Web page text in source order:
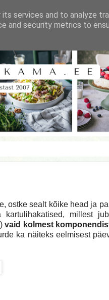
ostke sealt kõike head ja
millest
vaid kolmest
ka näiteks eelmisest
services and to analyze
and security metrics to